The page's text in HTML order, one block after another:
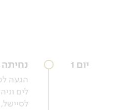
יום 1 נחיתה
לים